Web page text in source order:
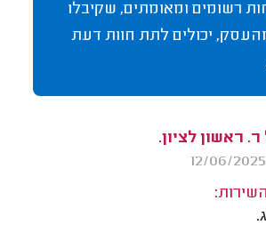
רשומים ומאומתים, שקיבלו
יכולים לתת חוות דעת
ראשון לציון.